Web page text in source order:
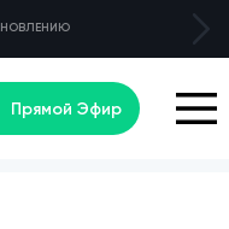
Прямой Эфир